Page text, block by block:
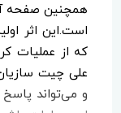
همچنین صفحه
است.این اثر
علی چیت
و می‌تواند